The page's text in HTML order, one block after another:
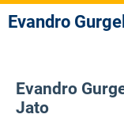
Evandro Gurgel
Evandro
Jato